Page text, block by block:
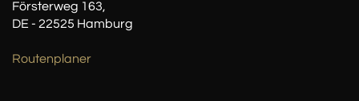
Försterweg 163,
DE - 22525 Hamburg
Routenplaner